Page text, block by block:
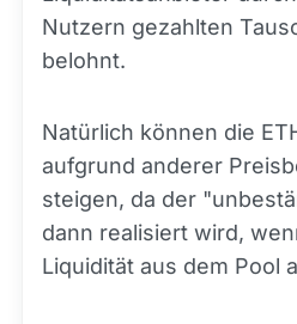
Nutzern gezahlten
belohnt.
Natürlich können die
aufgrund anderer
steigen, da der
dann realisiert wird,
Liquidität aus dem Pool